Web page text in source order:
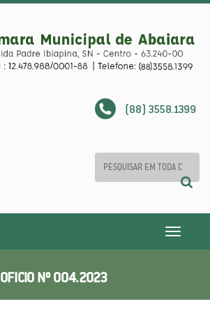
(88) 3558.1399
Toggle
OFICIO Nº 004.2023